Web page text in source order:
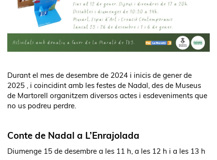
Durant el mes de desembre de 2024 i inicis de gener de
2025 , i coincidint amb les festes de Nadal, des de Museus
de Martorell organitzem diversos actes i esdeveniments que
no us podreu perdre.
Conte de Nadal a L’Enrajolada
Diumenge 15 de desembre a les 11 h, a les 12 h i a les 13 h